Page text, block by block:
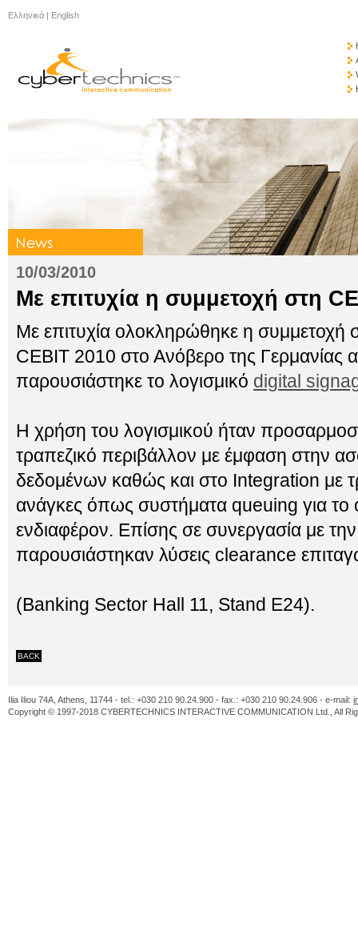
Ελληνικά | English
10/03/2010
Με επιτυχία η συμμετοχή στη
Με επιτυχία ολοκληρώθηκε η συμμετοχή
CEBIT 2010 στο Ανόβερο της
παρουσιάστηκε το λογισμικό digital
Η χρήση του λογισμικού ήταν
τραπεζικό περιβάλλον με έμφαση στην
δεδομένων καθώς και στο Integration με
ανάγκες όπως συστήματα queuing για το
ενδιαφέρον. Επίσης σε συνεργασία με
παρουσιάστηκαν λύσεις clearance
(Banking Sector Hall 11, Stand E24).
BACK
Ilia Iliou 74A, Athens, 11744 - tel.: +030 210 90.24.900 - fax.: +030 210 90.24.906 - e-mail:
Copyright © 1997-2018 CYBERTECHNICS INTERACTIVE COMMUNICATION Ltd., All